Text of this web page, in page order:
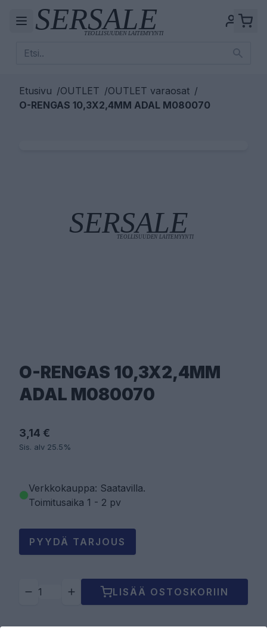
Etusivu /OUTLET /OUTLET varaosat /
O-RENGAS 10,3X2,4MM ADAL M080070
O-RENGAS 10,3X2,4MM
ADAL M080070
3,14 €
Sis. alv 25.5%
Verkkokauppa: Saatavilla.
Toimitusaika 1 - 2 pv
PYYDÄ TARJOUS
LISÄÄ OSTOSKORIIN